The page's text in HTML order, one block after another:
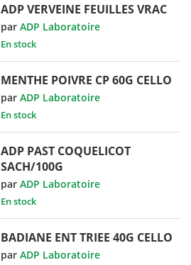
ADP VERVEINE FEUILLES VRAC
parADP Laboratoire
En stock
MENTHE POIVRE CP 60G CELLO
parADP Laboratoire
En stock
ADP PAST COQUELICOT
SACH/100G
parADP Laboratoire
En stock
BADIANE ENT TRIEE 40G CELLO
parADP Laboratoire